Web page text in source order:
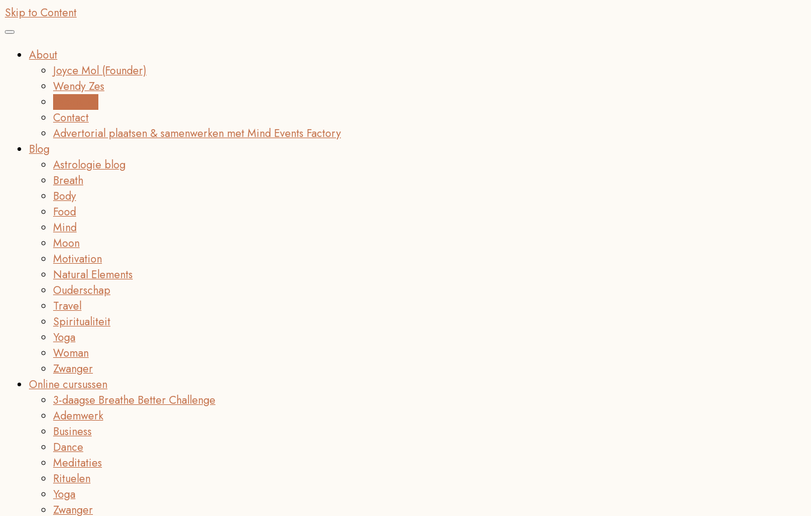
Skip to Content
About
Joyce Mol (Founder)
Wendy Zes
Contact
Advertorial plaatsen & samenwerken met Mind Events Factory
Blog
Astrologie blog
Breath
Body
Food
Mind
Moon
Motivation
Natural Elements
Ouderschap
Travel
Spiritualiteit
Yoga
Woman
Zwanger
Online cursussen
3-daagse Breathe Better Challenge
Ademwerk
Business
Dance
Meditaties
Rituelen
Yoga
Zwanger